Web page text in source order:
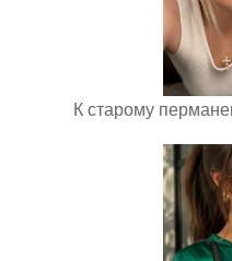
К старому